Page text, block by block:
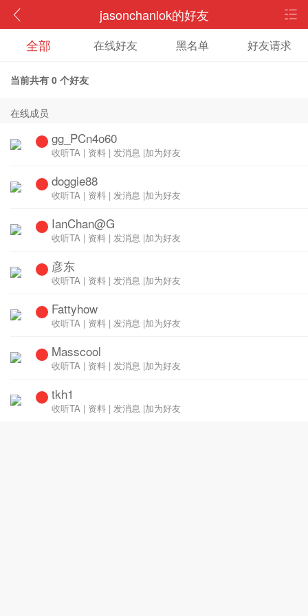
jasonchanlok的好友
全部 在线好友 黑名单 好友请求
当前共有 0 个好友
在线成员
gg_PCn4o60
收听TA | 资料 | 发消息 |加为好友
doggie88
收听TA | 资料 | 发消息 |加为好友
IanChan@G
收听TA | 资料 | 发消息 |加为好友
彦东
收听TA | 资料 | 发消息 |加为好友
Fattyhow
收听TA | 资料 | 发消息 |加为好友
Masscool
收听TA | 资料 | 发消息 |加为好友
tkh1
收听TA | 资料 | 发消息 |加为好友